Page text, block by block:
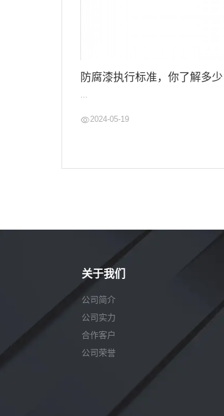
防腐漆执行标准，你了解多少
...
2024-05-19
关于我们
公司简介
公司实力
合作客户
公司荣誉